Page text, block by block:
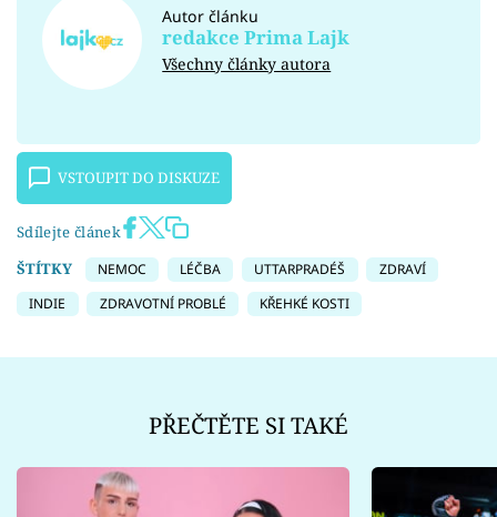
Autor článku
redakce Prima Lajk
Všechny články autora
VSTOUPIT DO DISKUZE
Sdílejte článek
ŠTÍTKY
NEMOC LÉČBA UTTARPRADÉŠ
ZDRAVÍ
INDIE
ZDRAVOTNÍ PROBLÉ KŘEHKÉ KOSTI
PŘEČTĚTE SI TAKÉ